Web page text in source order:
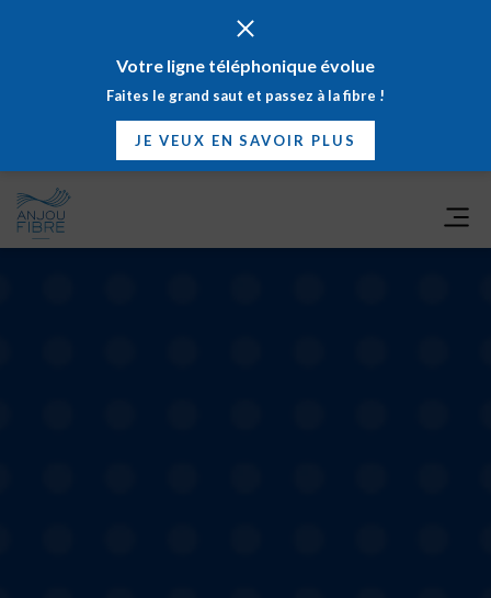
Votre ligne téléphonique évolue
Faites le grand saut et passez à la fibre !
JE VEUX EN SAVOIR PLUS